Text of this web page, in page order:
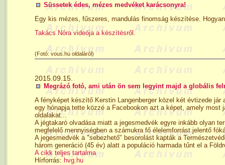
Süssetek édes, mézes medvéket karácsonyra!
Egy kis mézes, fűszeres, mandulás finomság készítése.
Takács Nóra videója a készítésről.
(Fotó: vous.hu oldaláról)
2015.09.15.
Megrázó fotó, ami után ön sem legyint majd a globális
A fényképet készítő Kerstin Langenberger közel két évtizede
egy hónapja tette közzé a Facebookon azt a képet, amely most
oldalakat...
A jégtakaró olvadása miatt a jegesmedvék egyre inkább olyan
megfelelő mennyiségben a számukra fő élelemforrást jelentő
A jegesmedvék a "sebezhető" besorolást kapták a
három generáció (45 év) alatt a populáció harmada tűnt el a
A cikk teljes tartalma
Hírforrás: hvg.hu